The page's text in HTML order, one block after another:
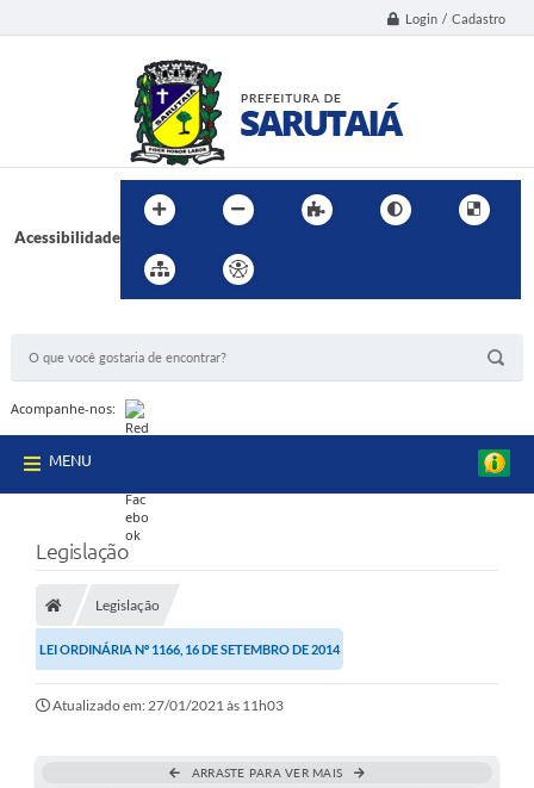
Login / Cadastro
Acessibilidade
Acompanhe-nos:
MENU
Legislação
Legislação
LEI ORDINÁRIA Nº 1166, 16 DE SETEMBRO DE 2014
Atualizado em: 27/01/2021 às 11h03
ARRASTE PARA VER MAIS